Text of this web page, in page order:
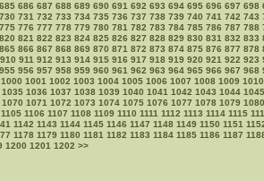
685 686 687 688 689 690 691 692 693 694 695 696 697 698
730 731 732 733 734 735 736 737 738 739 740 741 742 743
775 776 777 778 779 780 781 782 783 784 785 786 787 788
820 821 822 823 824 825 826 827 828 829 830 831 832 833
865 866 867 868 869 870 871 872 873 874 875 876 877 878
910 911 912 913 914 915 916 917 918 919 920 921 922 923
955 956 957 958 959 960 961 962 963 964 965 966 967 968
1000 1001 1002 1003 1004 1005 1006 1007 1008 1009 1010
1035 1036 1037 1038 1039 1040 1041 1042 1043 1044 1045
1070 1071 1072 1073 1074 1075 1076 1077 1078 1079 1080
1105 1106 1107 1108 1109 1110 1111 1112 1113 1114 1115
1142 1143 1144 1145 1146 1147 1148 1149 1150 1151
1178 1179 1180 1181 1182 1183 1184 1185 1186 1187
1200 1201 1202 >>